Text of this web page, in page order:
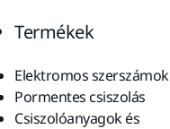
Termékek
Elektromos szerszámok
Pormentes csiszolás
Csiszolóanyagok és